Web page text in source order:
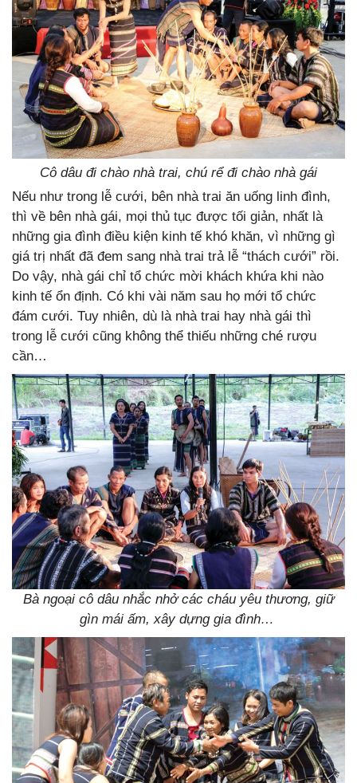
Cô dâu đi chào nhà trai, chú rể đi chào nhà gái
Nếu như trong lễ cưới, bên nhà trai ăn uống linh đình,
thì về bên nhà gái, mọi thủ tục được tối giản, nhất là
những gia đình điều kiện kinh tế khó khăn, vì những gì
giá trị nhất đã đem sang nhà trai trả lễ “thách cưới” rồi.
Do vậy, nhà gái chỉ tổ chức mời khách khứa khi nào
kinh tế ổn định. Có khi vài năm sau họ mới tổ chức
đám cưới. Tuy nhiên, dù là nhà trai hay nhà gái thì
trong lễ cưới cũng không thể thiếu những ché rượu
cần…
Bà ngoại cô dâu nhắc nhở các cháu yêu thương, giữ
gìn mái ấm, xây dựng gia đình…